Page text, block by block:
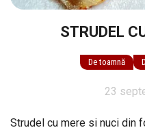
STRUDEL
De toamnă
23
Strudel cu mere si nuci din